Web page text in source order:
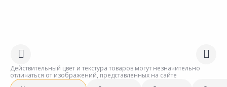
Действительный цвет и текстура товаров могут незначительно
отличаться от изображений, представленных на сайте